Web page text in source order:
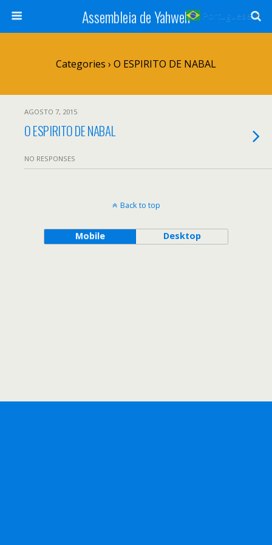
Assembleia de Yahweh
Categories › O ESPIRITO DE NABAL
AGOSTO 7, 2015
O ESPIRITO DE NABAL
NO RESPONSES
Back to top
Mobile Desktop
Portuguese ▼